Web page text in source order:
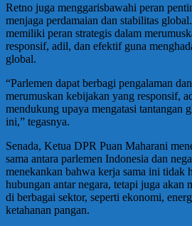
Retno juga menggarisbawahi peran
menjaga perdamaian dan stabilitas
memiliki peran strategis dalam
responsif, adil, dan efektif guna
global.
“Parlemen dapat berbagi pengalaman
merumuskan kebijakan yang responsif,
mendukung upaya mengatasi tantangan
ini,” tegasnya.
Senada, Ketua DPR Puan Maharani
sama antara parlemen Indonesia dan
menekankan bahwa kerja sama ini tidak
hubungan antar negara, tetapi juga akan
di berbagai sektor, seperti ekonomi,
ketahanan pangan.